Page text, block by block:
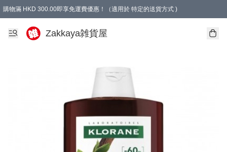
購物滿 HKD 300.00即享免運費優惠！（適用於 特定的送貨方式 )
Zakkaya雑貨屋